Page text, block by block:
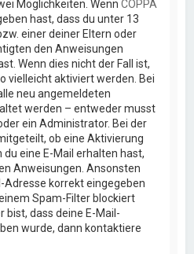
Möglichkeiten. WennCOPPA
hast, dass du unter 13
einer deiner Eltern oder
den Anweisungen
Wenn dies nicht der Fall ist,
vielleicht aktiviert werden. Bei
neu angemeldeten
werden – entweder musst
ein Administrator. Bei der
ob eine Aktivierung
eine E-Mail erhalten hast,
Anweisungen. Ansonsten
Adresse korrekt eingegeben
Spam-Filter blockiert
bist, dass deine E-Mail-
wurde, dann kontaktiere